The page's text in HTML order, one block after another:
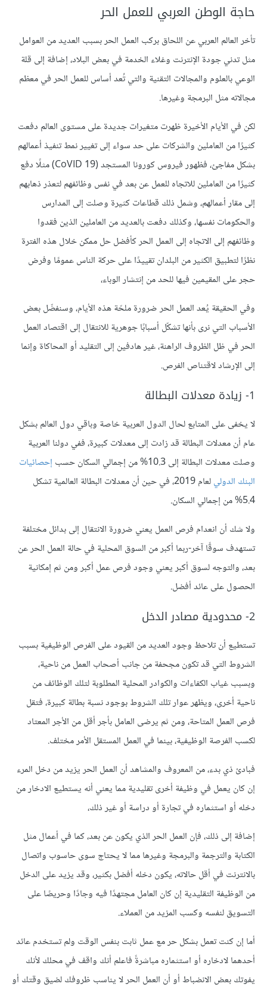
حاجة الوطن العربي للعمل الحر
تأخر العالم العربي عن اللحاق بركب العمل الحر بسبب العديد من العوامل
مثل تدني جودة الإنترنت وغلاء الخدمة في بعض البلاد، إضافة إلى قلة
الوعي بالعلوم والمجالات التقنية والتي تُعد أساس للعمل الحر في معظم
مجالاته مثل البرمجة وغيرها.
لكن في الأيام الأخيرة ظهرت متغيرات جديدة على مستوى العالم دفعت
كثيرًا من العاملين والشركات على حد سواء إلى تغيير نمط تنفيذ أعمالهم
بشكل مفاجئ، فظهور فيروس كورونا المستجد (CoVID 19) مثلًا دفع
كثيرًا من العاملين للاتجاه للعمل عن بعد في نفس وظائفهم لتعذر ذهابهم
إلى مقار أعمالهم، وشمل ذلك قطاعات كثيرة وصلت إلى المدارس
والحكومات نفسها، وكذلك دفعت بالعديد من العاملين الذين فقدوا
وظائفهم إلى الاتجاه إلى العمل الحر كأفضل حل ممكن خلال هذه الفترة
نظرًا لتطبيق الكثير من البلدان تقييدًا على حركة الناس عمومًا وفرض
حجر على المقيمين فيها للحد من إنتشار الوباء،
وفي الحقيقة يُعد العمل الحر ضرورة ملحّة هذه الأيام، وسنفصِّل بعض
الأسباب التي نرى بأنها تشكّل أسبابًا جوهرية للانتقال إلى اقتصاد العمل
الحر في ظل الظروف الراهنة، غير هادفين إلى التقليد أو المحاكاة وإنما
إلى الإرشاد لاقتناص الفرص.
1- زيادة معدلات البطالة
لا يخفى على المتابع لحال الدول العربية خاصة وباقي دول العالم بشكل
عام أن معدلات البطالة قد زادت إلى معدلات كبيرة، ففي دولنا العربية
وصلت معدلات البطالة إلى 10.3% من إجمالي السكان حسب
إحصائيات
البنك الدولي
لعام 2019، في حين أن معدلات البطالة العالمية تشكل
5.4% من إجمالي السكان.
ولا شك أن انعدام فرص العمل يعني ضرورة الانتقال إلى بدائل مختلفة
تستهدف سوقًا آخر-ربما أكبر من السوق المحلية في حالة العمل الحر عن
بعد، والتوجه لسوق أكبر يعني وجود فرص عمل أكبر ومن ثم إمكانية
الحصول على عائد أفضل.
2- محدودية مصادر الدخل
تستطيع أن تلاحظ وجود العديد من القيود على الفرص الوظيفية بسبب
الشروط التي قد تكون مجحفة من جانب أصحاب العمل من ناحية،
وبسبب غياب الكفاءات والكوادر المحلية المطلوبة لتلك الوظائف من
ناحية أخرى، ويظهر عوار تلك الشروط بوجود نسبة بطالة كبيرة، فتقل
فرص العمل المتاحة، ومن ثم يرضى العامل بأجر أقل من الأجر المعتاد
لكسب الفرصة الوظيفية، بينما في العمل المستقل الأمر مختلف.
فبادئ ذي بدء، من المعروف والمشاهد أن العمل الحر يزيد من دخل المرء
إن كان يعمل في وظيفة أخرى تقليدية مما يعني أنه يستطيع الادخار من
دخله أو استثماره في تجارة أو دراسة أو غير ذلك،
إضافة إلى ذلك، فإن العمل الحر الذي يكون عن بعد، كما في أعمال مثل
الكتابة والترجمة والبرمجة وغيرها مما لا يحتاج سوى حاسوب واتصال
بالانترنت في أقل حالاته، يكون دخله أفضل بكثير، وقد يزيد على الدخل
من الوظيفة التقليدية إن كان العامل مجتهدًا فيه وجادًا وحريصًا على
التسويق لنفسه وكسب المزيد من العملاء.
أما إن كنت تعمل بشكل حر مع عمل ثابت بنفس الوقت ولم تستخدم عائد
أحدهما لادخاره أو استثماره مباشرةً فاعلم أنك واقف في محلك لأنك
يفوتك بعض الانضباط أو أن العمل الحر لا يناسب ظروفك لضيق وقتك أو